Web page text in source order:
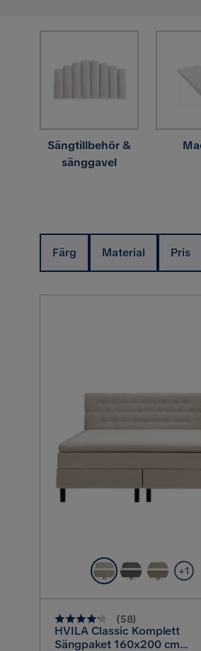
Sängtillbehör &
sänggavel
Färg Material Pris
+1
(58)
HVILA Classic Komplett
Sängpaket 160x200 cm